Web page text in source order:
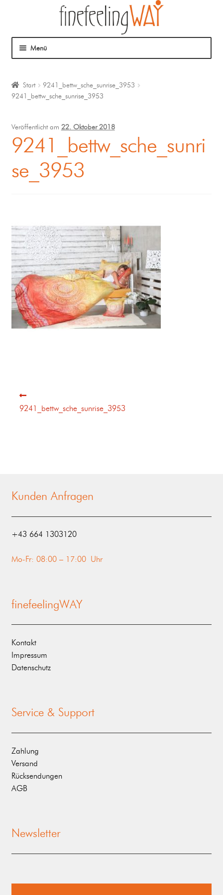
Menü
Mein Angebot
Coaching
Klangmassage
Start
9241_bettw_sche_sunrise_3953
9241_bettw_sche_sunrise_3953
Veröffentlicht am 22. Oktober 2018
9241_bettw_sche_sunri
se_3953
9241_bettw_sche_sunrise_3953
Kunden Anfragen
‭+43 664 1303120‬
Mo-Fr: 08:00 – 17:00 Uhr
finefeelingWAY
Kontakt
Impressum
Datenschutz
Service & Support
Zahlung
Versand
Rücksendungen
AGB
Newsletter